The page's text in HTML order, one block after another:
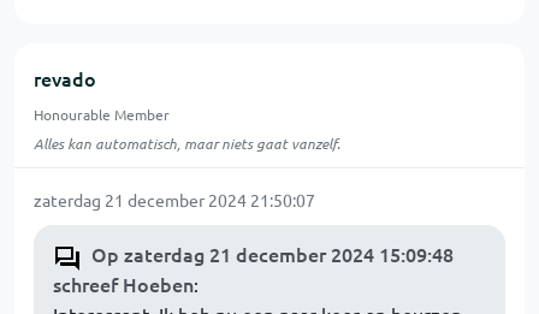
revado
Honourable Member
Alles kan automatisch, maar niets gaat vanzelf.
zaterdag 21 december 2024 21:50:07
Op zaterdag 21 december 2024 15:09:48
schreef Hoeben: